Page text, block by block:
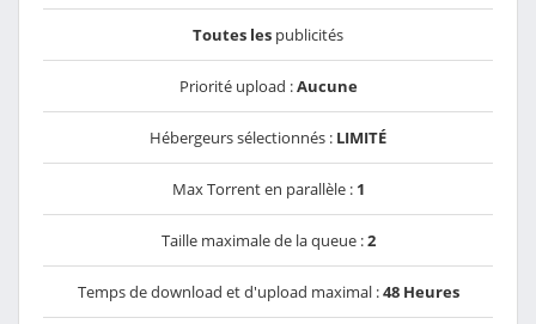
Toutes les publicités
Priorité upload :Aucune
Hébergeurs sélectionnés : LIMITÉ
Max Torrent en parallèle : 1
Taille maximale de la queue :2
Temps de download et d'upload maximal :48 Heures